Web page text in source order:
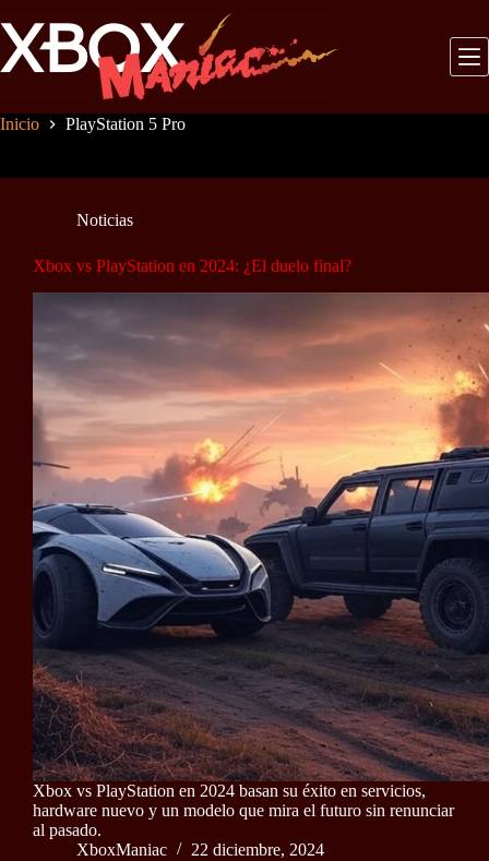
al
contenido
Inicio PlayStation 5 Pro
Noticias
Xbox vs PlayStation en 2024: ¿El duelo final?
Xbox vs PlayStation en 2024 basan su éxito en servicios,
hardware nuevo y un modelo que mira el futuro sin renunciar
al pasado.
XboxManiac
22 diciembre, 2024